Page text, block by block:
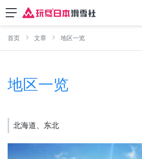
首页 文章 地区一览
地区一览
北海道、东北